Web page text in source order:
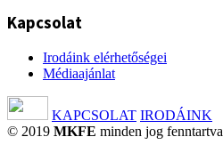
Kapcsolat
Irodáink elérhetőségei
Médiaajánlat
KAPCSOLAT IRODÁINK
© 2019 MKFE minden jog fenntartva